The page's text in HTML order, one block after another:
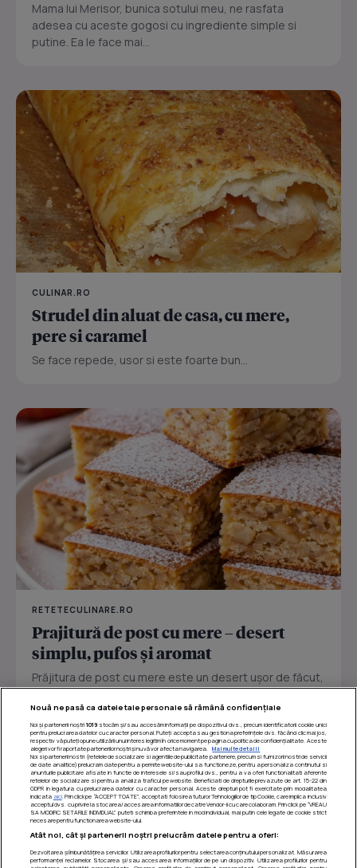
Mama lui Merisor, bunica sotului meu, ne rasfata
adesea cu aceste gogosi cu ingrediente simple si
putine. Ea le face mai...
CULINAR.RO
Strudel din aluat de casa, cu mere,
pere si caramel
Se face repede, usor si este foarte bun...
RETETECULINARE.RO
Prajitură de post cu mere – desert
simplu, pufos și aromat
Prăjitura de post cu mere este un desert ușor de făcut,
sau...
Nouă ne pasă ca datele tale personale să rămână confidențiale
Noi și partenerii noștri 1019stocăm și/sau accesăm informații pe dispozitivul dvs., precum identificatorii cookie unici
pentru prelucrarea datelor cu caracter personal. Puteți accepta sau gestiona preferințele dvs. făcând clic mai jos,
respectiv vă puteți opune utilizării unui interes legitim în orice moment pe pagina cu politica de confidențialitate. Aceste
alegeri vor fi raportate partenerilor noștri și nu vă vor afecta navigarea.
Mai multe detalii
Noi si partenerii nostri (retelele de socializare si agentiile de publicitate partenere, precum si furnizorii nostri de servicii
de date analitice) prelucram date pentru a permite website-ului sa functioneze, pentru a personaliza continutul si
anunturile publicitare afisate in functie de interesele si/sau profilul dvs., pentru a va oferi functionalitati aferente
retelelor de socializare si pentru a analiza traficul pe website. Beneficiati de drepturile prevazute de art. 15-22 din
GDPR in legatura cu prelucrarea datelor cu caracter personal. Aceste drepturi pot fi exercitate prin modalitatea
indicata aici. Prin click pe “ACCEPT TOATE”, acceptati folosirea tuturor Tehnologiilor de tip Cookie, care implica inclusiv
acceptul dvs. cu privire la stocarea/accesarea informatiilor de catre Vendor-ii cu care colaboram. Prin click pe “VREAU
SA MODIFIC SETARILE INDIVIDUAL” puteti schimba preferintele in mod individual, mai putin cele legate de cookie strict
necesare pentru functionarea website-ului.
Atât noi, cât și partenerii noștri prelucrăm datele pentru a oferi:
Dezvoltarea și îmbunătățirea serviciilor. Utilizarea profilurilor pentru selectarea conținutului personalizat. Măsurarea
performanței reclamelor. Stocarea și/sau accesarea informațiilor de pe un dispozitiv. Utilizarea profilurilor pentru